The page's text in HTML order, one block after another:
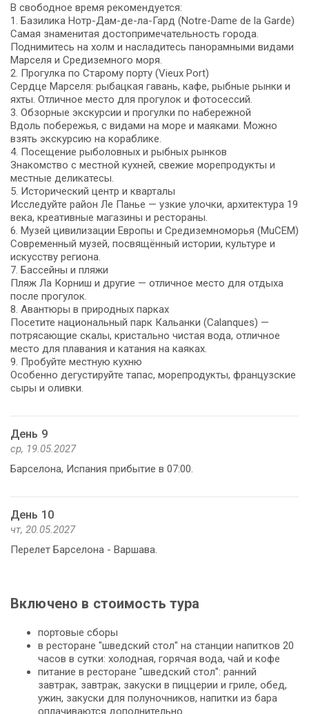
В свободное время рекомендуется:
1. Базилика Нотр-Дам-де-ла-Гард (Notre-Dame de la Garde)
Самая знаменитая достопримечательность города.
Поднимитесь на холм и насладитесь панорамными видами
Марселя и Средиземного моря.
2. Прогулка по Старому порту (Vieux Port)
Сердце Марселя: рыбацкая гавань, кафе, рыбные рынки и
яхты. Отличное место для прогулок и фотосессий.
3. Обзорные экскурсии и прогулки по набережной
Вдоль побережья, с видами на море и маяками. Можно
взять экскурсию на кораблике.
4. Посещение рыболовных и рыбных рынков
Знакомство с местной кухней, свежие морепродукты и
местные деликатесы.
5. Исторический центр и кварталы
Исследуйте район Ле Панье — узкие улочки, архитектура 19
века, креативные магазины и рестораны.
6. Музей цивилизации Европы и Средиземноморья (MuCEM)
Современный музей, посвящённый истории, культуре и
искусству региона.
7. Бассейны и пляжи
Пляж Ла Корниш и другие — отличное место для отдыха
после прогулок.
8. Авантюры в природных парках
Посетите национальный парк Кальанки (Calanques) —
потрясающие скалы, кристально чистая вода, отличное
место для плавания и катания на каяках.
9. Пробуйте местную кухню
Особенно дегустируйте тапас, морепродукты, французские
сыры и оливки.
День 9
ср, 19.05.2027
Барселона, Испания прибытие в 07:00.
День 10
чт, 20.05.2027
Перелет Барселона - Варшава.
Включено в стоимость тура
портовые сборы
в ресторане "шведский стол" на станции напитков 20
часов в сутки: холодная, горячая вода, чай и кофе
питание в ресторане "шведский стол": ранний
завтрак, завтрак, закуски в пиццерии и гриле, обед,
ужин, закуски для полуночников, напитки из бара
оплачиваются дополнительно